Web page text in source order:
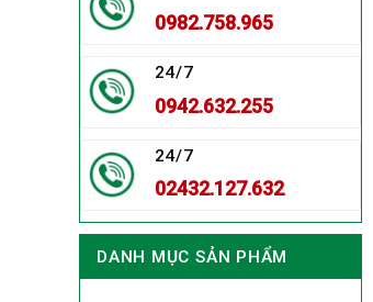
0982.758.965
24/7
0942.632.255
24/7
02432.127.632
DANH MỤC SẢN PHẨM